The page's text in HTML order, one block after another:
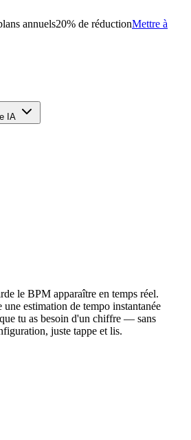
annuels20% de réductionMettre à
IA
le BPM apparaître en temps réel.
estimation de tempo instantanée
tu as besoin d'un chiffre — sans
juste tappe et lis.